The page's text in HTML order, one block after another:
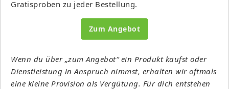
Gratisproben zu jeder Bestellung.
Zum Angebot
Wenn du über „zum Angebot“ ein Produkt kaufst oder
Dienstleistung in Anspruch nimmst, erhalten wir oftmals
eine kleine Provision als Vergütung. Für dich entstehen